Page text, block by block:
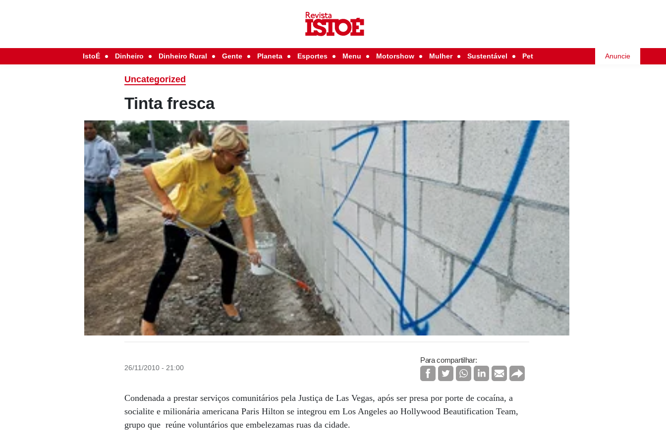
IstoÉ Dinheiro Dinheiro Rural Gente Planeta Esportes Menu Motorshow Mulher Sustentável Pet Anuncie
Uncategorized
Tinta fresca
26/11/2010 - 21:00
Para compartilhar:
Condenada a prestar serviços comunitários pela Justiça de Las Vegas, após ser presa por porte de cocaína, a
socialite e milionária americana Paris Hilton se integrou em Los Angeles ao Hollywood Beautification Team,
grupo que reúne voluntários que embelezamas ruas da cidade.